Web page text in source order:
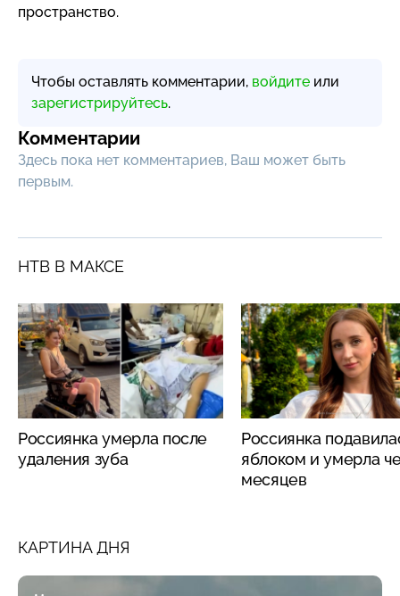
пространство.
Чтобы оставлять комментарии, войдите или
зарегистрируйтесь.
Комментарии
Здесь пока нет комментариев, Ваш может быть
первым.
НТВ В МАКСЕ
Россиянка умерла после
удаления зуба
Россиянка
яблоком и умерла
месяцев
КАРТИНА ДНЯ